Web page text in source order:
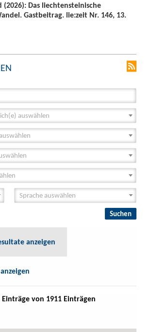
Das liechtensteinische
Gastbeitrag. lie:zeit Nr. 146, 13.
auswählen
anzeigen
Einträge von 1911 Einträgen